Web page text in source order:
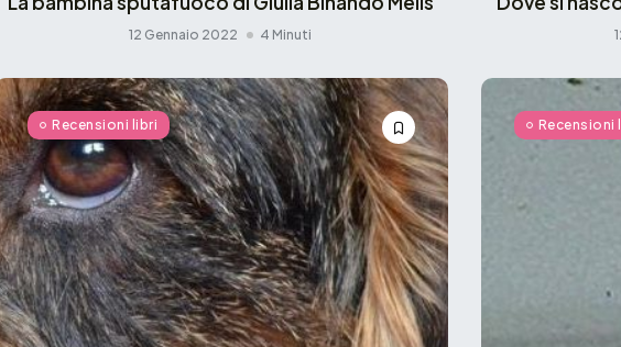
12 Gennaio 2022 4 Minuti
Recensioni libri Recensioni